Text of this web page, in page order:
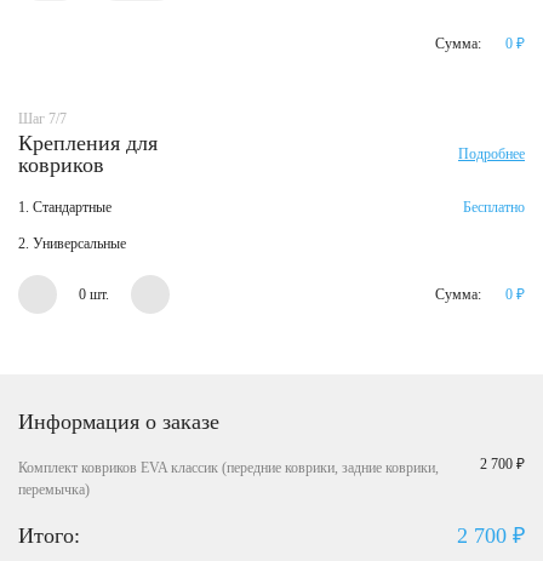
Сумма: 0 ₽
Шаг 7/7
Крепления для
ковриков
Подробнее
1. Стандартные Бесплатно
2. Универсальные
0 шт. Сумма: 0 ₽
Информация о заказе
Комплект ковриков EVA классик (передние коврики, задние коврики,
перемычка)
2 700 ₽
Итого: 2 700 ₽